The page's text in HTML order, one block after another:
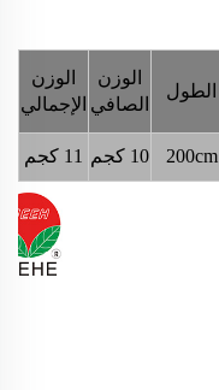
الطول
الوزن
الصافي
الوزن
الإجمالي
200cm 10 كجم 11 كجم